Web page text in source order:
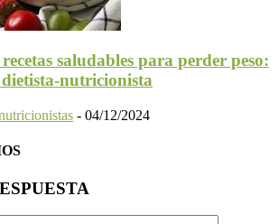
saludables para perder peso:
dietista-nutricionista
- 04/12/2024